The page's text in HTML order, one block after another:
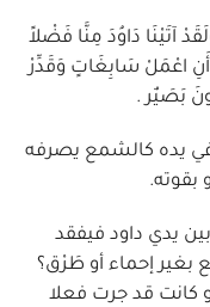
جاء في سورة سبأ 34: 10 و11 وَلَقَدْ آتَيْنَا دَاوُدَ مِنَّا فَضْلاً
أَنِ اعْمَلْ سَابِغَاتٍ وَقَدِّرْ
بَصَيٌر .
في يده كالشمع يصرفه
بقوته.
يدي داود فيفقد
بغير إحماء أو طَرْق؟
كانت قد جرت فعلا